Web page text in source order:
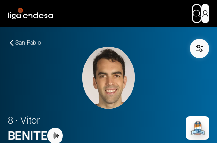
San Pablo
8 · Vitor
BENITE